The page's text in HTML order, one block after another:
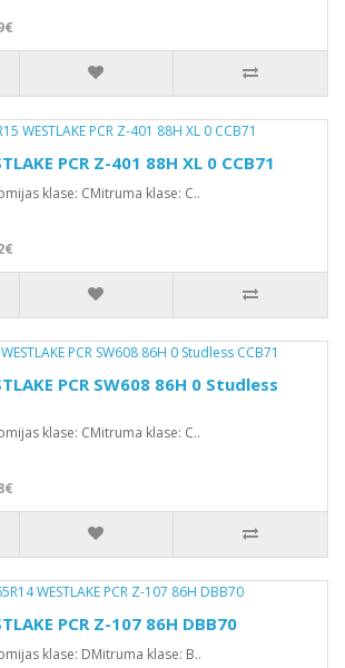
PCR Z-401 88H XL 0 CCB71
klase: CMitruma klase: C..
PCR SW608 86H 0 Studless
klase: CMitruma klase: C..
PCR Z-107 86H DBB70
klase: DMitruma klase: B..